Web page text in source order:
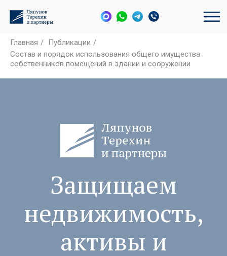
Главная / Публикации /
Состав и порядок использования общего имущества
собственников помещений в здании и сооружении
Защищаем
недвижимость,
активы и
интересы бизнеса
Закажите услугу или
получите консультацию